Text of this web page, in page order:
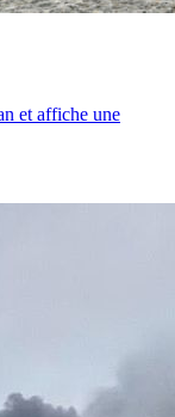
et affiche une